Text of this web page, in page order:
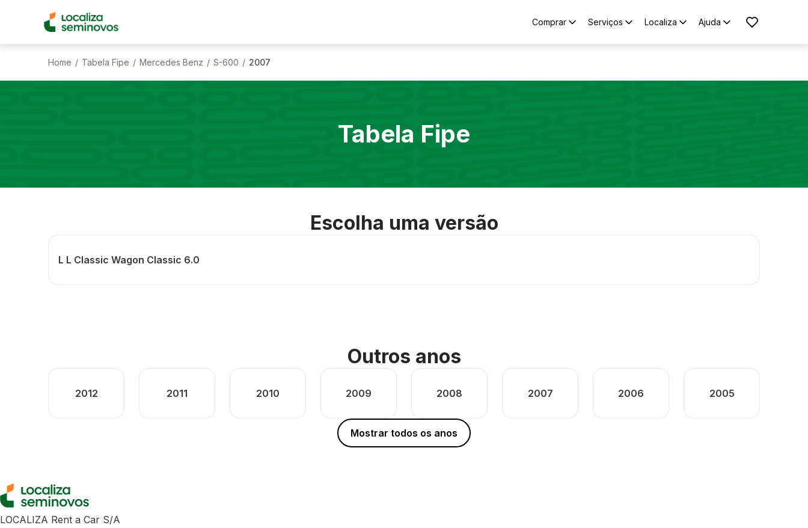
Comprar Serviços Localiza Ajuda
Home / Tabela Fipe / Mercedes Benz / S-600 / 2007
Tabela Fipe
Escolha uma versão
L L Classic Wagon Classic 6.0
Outros anos
2012 2011 2010 2009 2008 2007 2006 2005
Mostrar todos os anos
LOCALIZA Rent a Car S/A